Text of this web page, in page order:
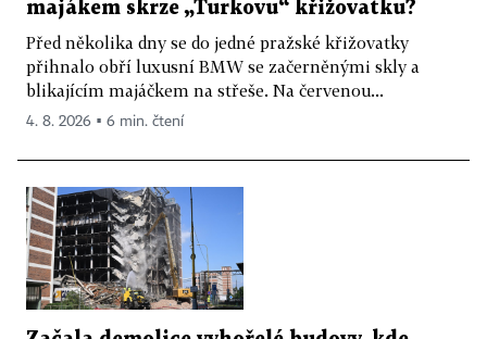
majákem skrze „Turkovu“ křižovatku?
Před několika dny se do jedné pražské křižovatky
přihnalo obří luxusní BMW se začerněnými skly a
blikajícím majáčkem na střeše. Na červenou...
4. 8. 2026 ▪ 6 min. čtení